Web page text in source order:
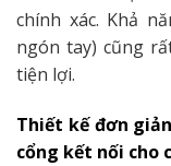
chính xác. Khả
ngón tay) cũng
tiện lợi.
Thiết kế đơn
cổng kết nối cho